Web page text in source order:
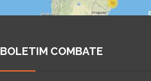
BOLETIM COMBATE